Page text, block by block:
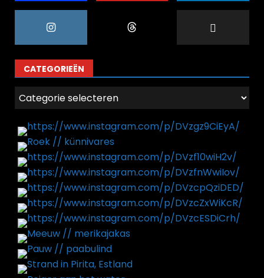
CATEGORIEËN
Categorieën